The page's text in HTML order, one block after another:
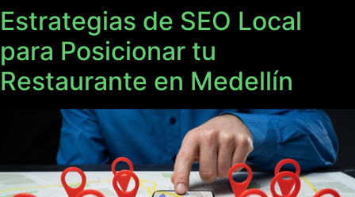
Estrategias de SEO Local
para Posicionar tu
Restaurante en Medellín